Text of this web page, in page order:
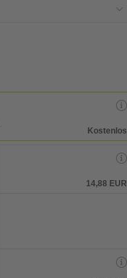
Kostenlos
14,88 EUR